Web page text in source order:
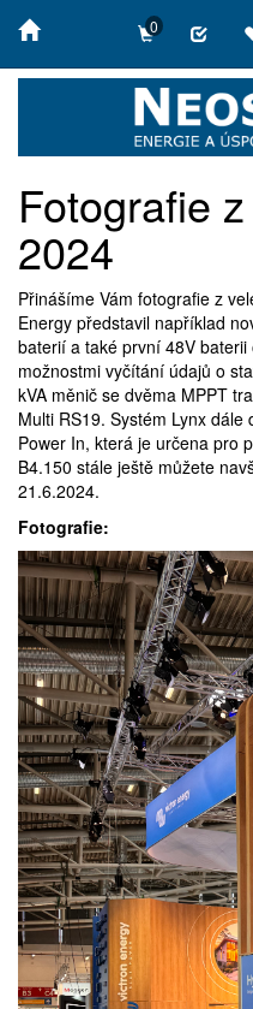
0
Fotografie
2024
Přinášíme Vám fotografie z
Energy představil například
baterií a také první 48V
možnostmi vyčítání údajů o
kVA měnič se dvěma MPPT
Multi RS19. Systém Lynx
Power In, která je určena pro
B4.150 stále ještě můžete
21.6.2024.
Fotografie: